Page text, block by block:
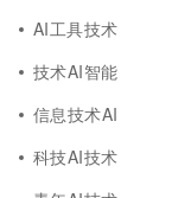
AI工具技术
技术AI智能
信息技术AI
科技AI技术